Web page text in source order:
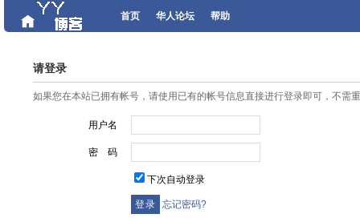
首页 华人论坛 帮助
请登录
如果您在本站已拥有帐号，请使用已有的帐号信息直接进行登录即可，不需
用户名
密 码
下次自动登录
忘记密码?